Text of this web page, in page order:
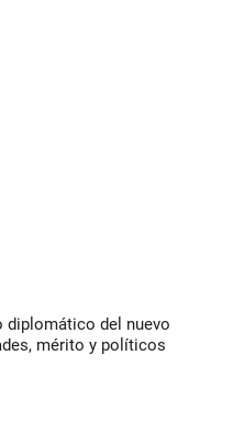
diplomático del nuevo
mérito y políticos